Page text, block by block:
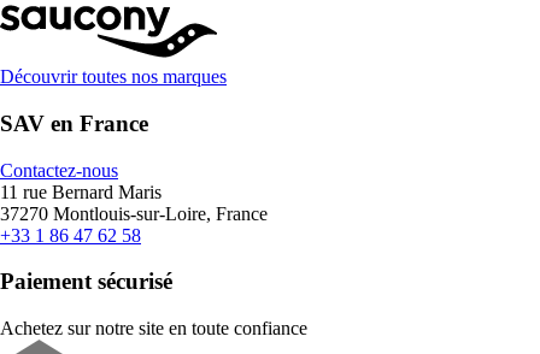
Découvrir toutes nos marques
SAV en France
Contactez-nous
11 rue Bernard Maris
37270 Montlouis-sur-Loire, France
+33 1 86 47 62 58
Paiement sécurisé
Achetez sur notre site en toute confiance